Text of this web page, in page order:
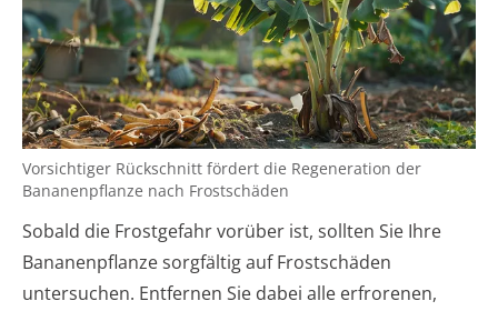
Vorsichtiger Rückschnitt fördert die Regeneration der
Bananenpflanze nach Frostschäden
Sobald die Frostgefahr vorüber ist, sollten Sie Ihre
Bananenpflanze sorgfältig auf Frostschäden
untersuchen. Entfernen Sie dabei alle erfrorenen,